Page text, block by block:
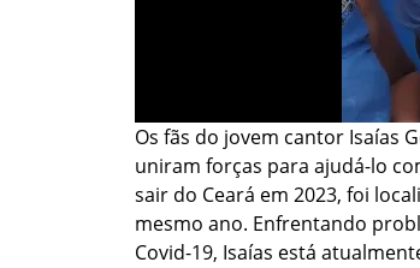
Os fãs do jovem cantor Isaías
uniram forças para ajudá-lo
sair do Ceará em 2023, foi
mesmo ano. Enfrentando
Covid-19, Isaías está